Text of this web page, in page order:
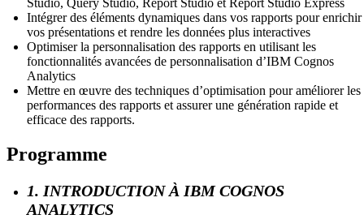
Intégrer des éléments dynamiques dans vos rapports pour enrichir
vos présentations et rendre les données plus interactives
Optimiser la personnalisation des rapports en utilisant les
fonctionnalités avancées de personnalisation d’IBM Cognos
Analytics
Mettre en œuvre des techniques d’optimisation pour améliorer les
performances des rapports et assurer une génération rapide et
efficace des rapports.
Programme
1. INTRODUCTION À IBM COGNOS
ANALYTICS